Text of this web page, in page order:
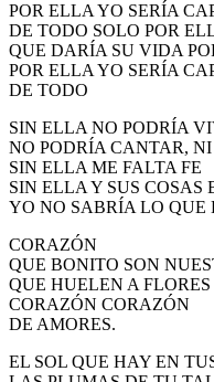
POR ELLA YO SERÍA
DE TODO SOLO POR
QUE DARÍA SU VIDA
POR ELLA YO SERÍA
DE TODO
SIN ELLA NO PODRÍA
NO PODRÍA CANTAR,
SIN ELLA ME FALTA FE
SIN ELLA Y SUS COSAS
YO NO SABRÍA LO QUE
CORAZÓN
QUE BONITO SON
QUE HUELEN A FLORES
CORAZÓN CORAZÓN
DE AMORES.
EL SOL QUE HAY EN